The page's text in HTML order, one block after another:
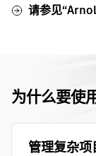
请参见
为什么要使
管理复杂项